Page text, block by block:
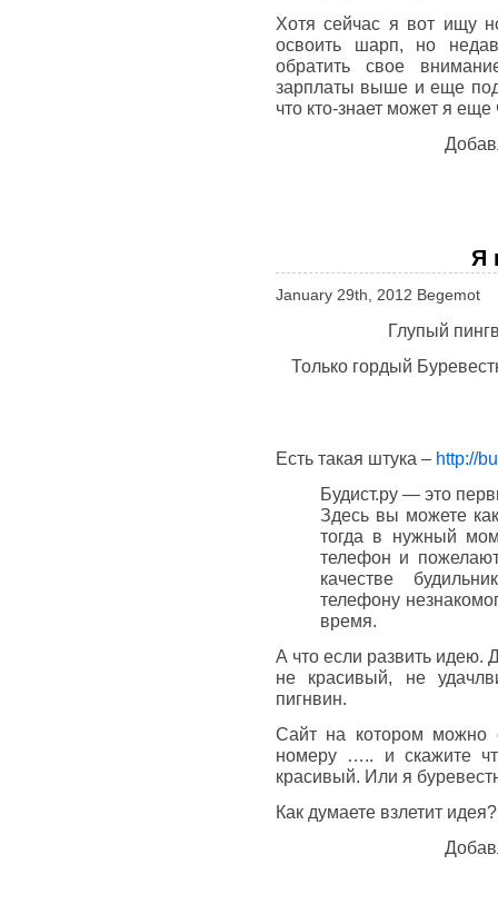
Хотя сейчас я вот ищу
освоить шарп, но
обратить свое
зарплаты выше и еще
что кто-знает может я
Я
January 29th, 2012 Begemot
Глупый
Только гордый
Есть такая штука – http://
Будист.ру — это
Здесь вы можете
тогда в нужный
телефон и
качестве
телефону
время.
А что если развить идею.
не красивый, не
пигнвин.
Сайт на котором можно
номеру ….. и скажите
красивый. Или я
Как думаете взлетит